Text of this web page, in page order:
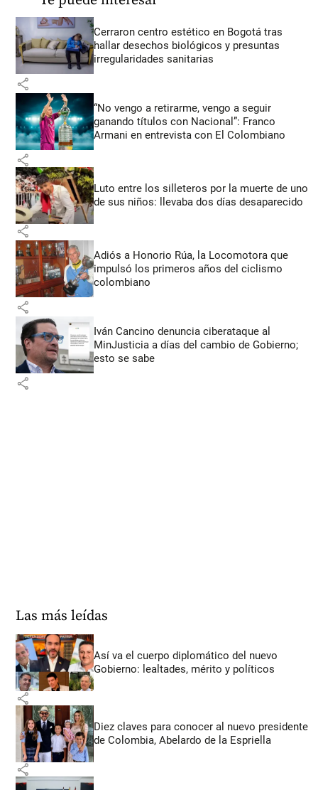
Cerraron centro estético en Bogotá tras
hallar desechos biológicos y presuntas
irregularidades sanitarias
share
“No vengo a retirarme, vengo a seguir
ganando títulos con Nacional”: Franco
Armani en entrevista con El Colombiano
share
Luto entre los silleteros por la muerte de uno
de sus niños: llevaba dos días desaparecido
share
Adiós a Honorio Rúa, la Locomotora que
impulsó los primeros años del ciclismo
colombiano
share
Iván Cancino denuncia ciberataque al
MinJusticia a días del cambio de Gobierno;
esto se sabe
share
Las más leídas
Así va el cuerpo diplomático del nuevo
Gobierno: lealtades, mérito y políticos
share
Diez claves para conocer al nuevo presidente
de Colombia, Abelardo de la Espriella
share